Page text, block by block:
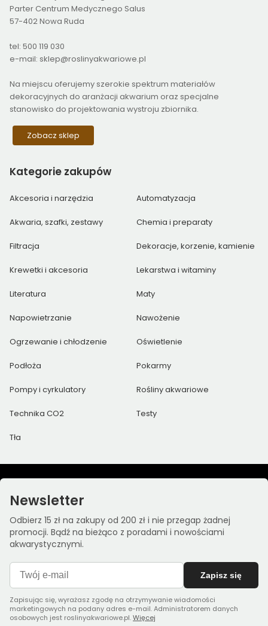
Parter Centrum Medycznego Salus
57-402 Nowa Ruda
tel: 500 119 030
e-mail: sklep@roslinyakwariowe.pl
Na miejscu oferujemy szerokie spektrum materiałów
dekoracyjnych do aranżacji akwarium oraz specjalne
stanowisko do projektowania wystroju zbiornika.
Zobacz sklep
Kategorie zakupów
Akcesoria i narzędzia Automatyzacja
Akwaria, szafki, zestawy Chemia i preparaty
Filtracja Dekoracje, korzenie, kamienie
Krewetki i akcesoria Lekarstwa i witaminy
Literatura Maty
Napowietrzanie Nawożenie
Ogrzewanie i chłodzenie Oświetlenie
Podłoża Pokarmy
Pompy i cyrkulatory Rośliny akwariowe
Technika CO2 Testy
Tła
Newsletter
Odbierz 15 zł na zakupy od 200 zł i nie przegap żadnej
promocji. Bądź na bieżąco z poradami i nowościami
akwarystycznymi.
Zapisz się
Zapisując się, wyrażasz zgodę na otrzymywanie wiadomości
marketingowych na podany adres e-mail. Administratorem danych
osobowych jest roslinyakwariowe.pl.Więcej